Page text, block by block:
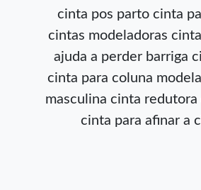
cinta pos parto cinta
cintas modeladoras
ajuda a perder barriga
cinta para coluna
masculina cinta redutora
cinta para afinar a